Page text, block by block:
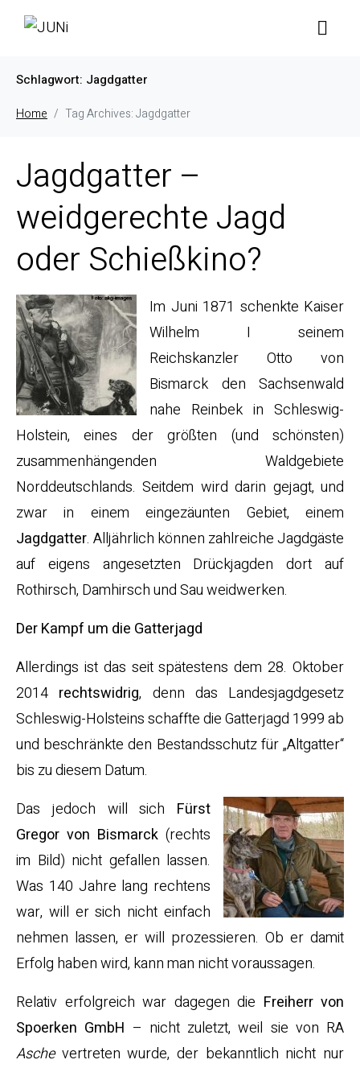
Schlagwort: Jagdgatter
Home Tag Archives: Jagdgatter
Jagdgatter –
weidgerechte Jagd
oder Schießkino?
Im Juni 1871 schenkte Kaiser
Wilhelm I seinem
Reichskanzler Otto von
Bismarck den Sachsenwald
nahe Reinbek in Schleswig-
Holstein, eines der größten (und schönsten)
zusammenhängenden Waldgebiete
Norddeutschlands. Seitdem wird darin gejagt, und
zwar in einem eingezäunten Gebiet, einem
Jagdgatter. Alljährlich können zahlreiche Jagdgäste
auf eigens angesetzten Drückjagden dort auf
Rothirsch, Damhirsch und Sau weidwerken.
Der Kampf um die Gatterjagd
Allerdings ist das seit spätestens dem 28. Oktober
2014 rechtswidrig, denn das Landesjagdgesetz
Schleswig-Holsteins schaffte die Gatterjagd 1999 ab
und beschränkte den Bestandsschutz für „Altgatter“
bis zu diesem Datum.
Das jedoch will sich Fürst
Gregor von Bismarck (rechts
im Bild) nicht gefallen lassen.
Was 140 Jahre lang rechtens
war, will er sich nicht einfach
nehmen lassen, er will prozessieren. Ob er damit
Erfolg haben wird, kann man nicht voraussagen.
Relativ erfolgreich war dagegen die Freiherr von
Spoerken GmbH – nicht zuletzt, weil sie von RA
Aschevertreten wurde, der bekanntlich nicht nur